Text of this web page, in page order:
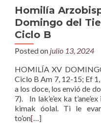
Homilía
Domingo del
Ciclo B
Posted on julio 13, 2024
HOMILÍA XV
Ciclo B Am 7, 12-15; Ef
a los doce, los envió de
7). In lak’e’ex ka
kimak óolal. Ti le
to’on[…]